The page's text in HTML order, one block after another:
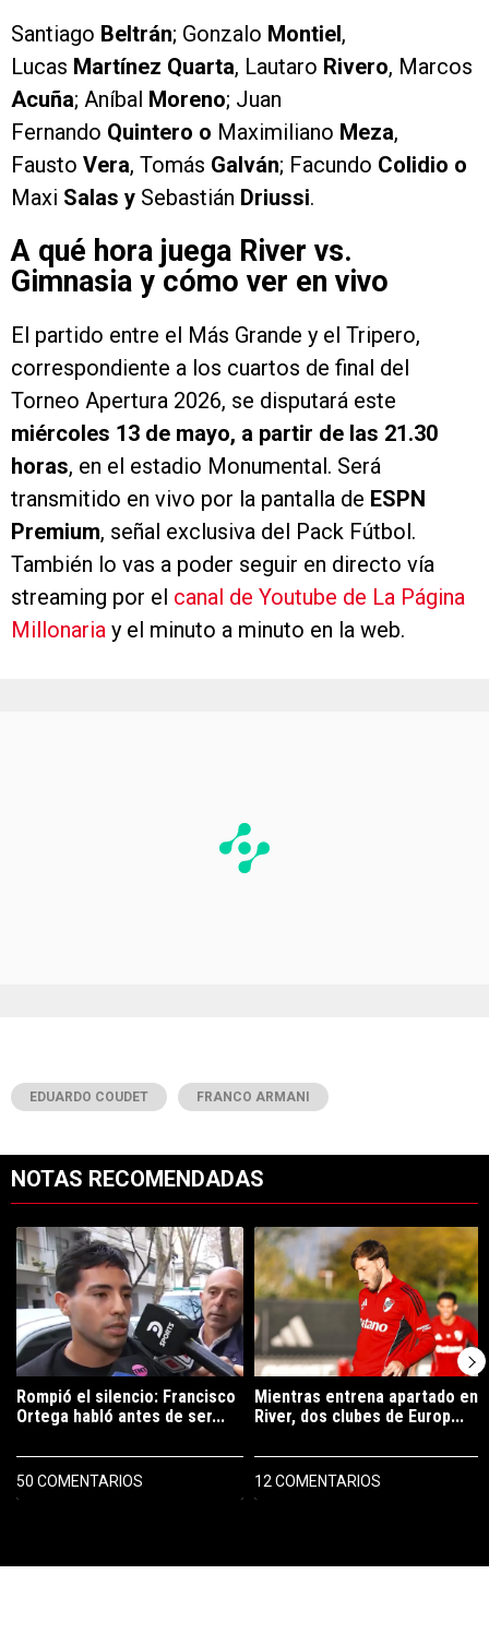
Santiago Beltrán; Gonzalo Montiel ,
Lucas Martínez Quarta, Lautaro Rivero, Marcos
Acuña; Aníbal Moreno; Juan
Fernando Quintero o Maximiliano Meza,
Fausto Vera, Tomás Galván; Facundo Colidio o
Maxi Salas y Sebastián Driussi.
A qué hora juega River vs.
Gimnasia y cómo ver en vivo
El partido entre el Más Grande y el Tripero,
correspondiente a los cuartos de final del
Torneo Apertura 2026, se disputará este
miércoles 13 de mayo, a partir de las 21.30
horas, en el estadio Monumental. Será
transmitido en vivo por la pantalla de ESPN
Premium, señal exclusiva del Pack Fútbol.
También lo vas a poder seguir en directo vía
streaming por el canal de Youtube de La Página
Millonaria y el minuto a minuto en la web.
EDUARDO COUDET FRANCO ARMANI
NOTAS RECOMENDADAS
Un artículo de tendencia con el título "Rompió el silencio: Francisco
Rompió el silencio: Francisco
Ortega habló antes de ser...
50 COMENTARIOS
Un artículo de tendencia con el
Mientras entrena apartado en
River, dos clubes de Europ...
12 COMENTARIOS